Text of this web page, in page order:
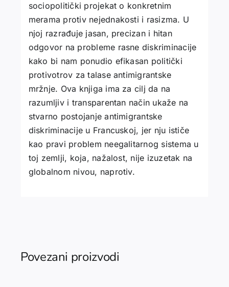
sociopolitički projekat o konkretnim
merama protiv nejednakosti i rasizma. U
njoj razrađuje jasan, precizan i hitan
odgovor na probleme rasne diskriminacije
kako bi nam ponudio efikasan politički
protivotrov za talase antimigrantske
mržnje. Ova knjiga ima za cilj da na
razumljiv i transparentan način ukaže na
stvarno postojanje antimigrantske
diskriminacije u Francuskoj, jer nju ističe
kao pravi problem neegalitarnog sistema u
toj zemlji, koja, nažalost, nije izuzetak na
globalnom nivou, naprotiv.
Povezani proizvodi